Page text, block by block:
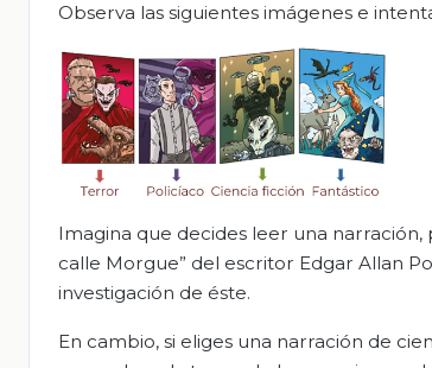
Observa las siguientes imágenes e
Imagina que decides leer una
calle Morgue” del escritor Edgar Allan
investigación de éste.
En cambio, si eliges una narración de